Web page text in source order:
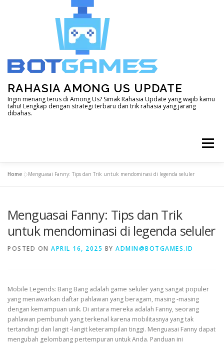
RAHASIA AMONG US UPDATE
Ingin menang terus di Among Us? Simak Rahasia Update yang wajib kamu
tahu! Lengkap dengan strategi terbaru dan trik rahasia yang jarang
dibahas.
Menu
LAIN – LAIN MINECRAFT MOBILE LEGEND
Home »Menguasai Fanny: Tips dan Trik untuk mendominasi di legenda seluler
Menguasai Fanny: Tips dan Trik
untuk mendominasi di legenda seluler
POSTED ON APRIL 16, 2025 BY ADMIN@BOTGAMES.ID
Mobile Legends: Bang Bang adalah game seluler yang sangat populer
yang menawarkan daftar pahlawan yang beragam, masing -masing
dengan kemampuan unik. Di antara mereka adalah Fanny, seorang
pahlawan pembunuh yang terkenal karena mobilitasnya yang tak
tertandingi dan langit -langit keterampilan tinggi. Menguasai Fanny dapat
mengubah gelombang pertempuran untuk Anda. Panduan ini